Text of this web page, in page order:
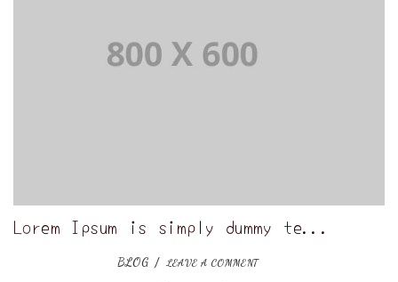
Lorem Ipsum is simply dummy te...
BLOG LEAVE A COMMENT